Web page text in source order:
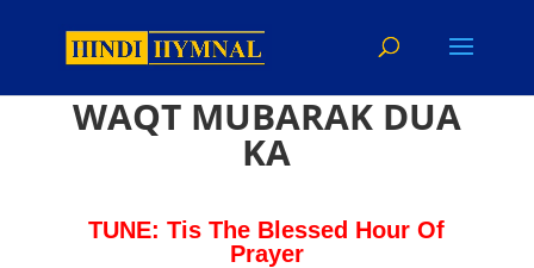
WAQT MUBARAK DUA
KA
TUNE: Tis The Blessed Hour Of
Prayer